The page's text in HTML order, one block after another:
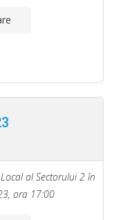
al Sectorului 2 în
ora 17:00